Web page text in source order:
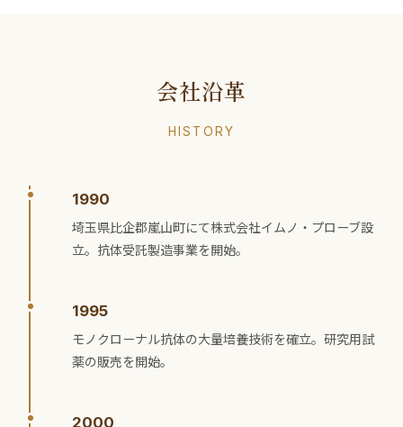
会社沿革
HISTORY
1990
埼玉県比企郡嵐山町にて株式会社イムノ・プローブ設
立。抗体受託製造事業を開始。
1995
モノクローナル抗体の大量培養技術を確立。研究用試
薬の販売を開始。
2000